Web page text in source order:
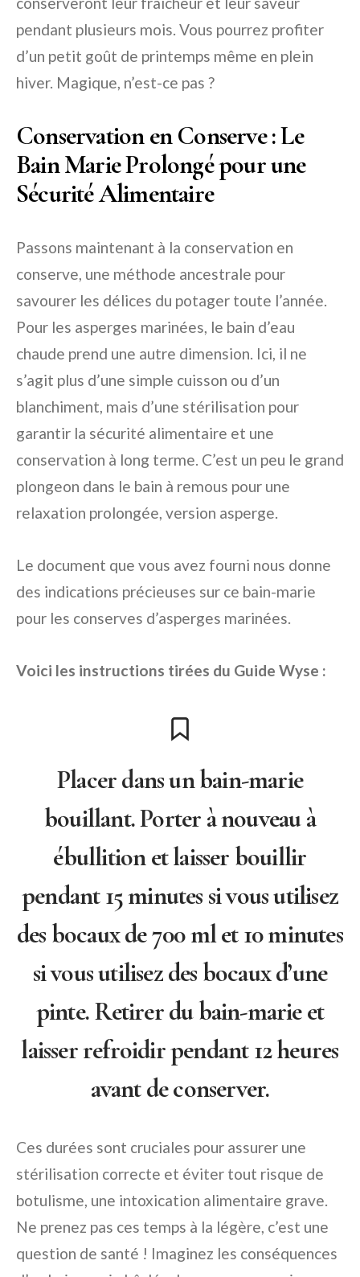
pendant plusieurs mois. Vous pourrez profiter
d’un petit goût de printemps même en plein
hiver. Magique, n’est-ce pas ?
Conservation en Conserve : Le
Bain Marie Prolongé pour une
Sécurité Alimentaire
Passons maintenant à la conservation en
conserve, une méthode ancestrale pour
savourer les délices du potager toute l’année.
Pour les asperges marinées, le bain d’eau
chaude prend une autre dimension. Ici, il ne
s’agit plus d’une simple cuisson ou d’un
blanchiment, mais d’une stérilisation pour
garantir la sécurité alimentaire et une
conservation à long terme. C’est un peu le grand
plongeon dans le bain à remous pour une
relaxation prolongée, version asperge.
Le document que vous avez fourni nous donne
des indications précieuses sur ce bain-marie
pour les conserves d’asperges marinées.
Voici les instructions tirées du Guide Wyse :
Placer dans un bain-marie
bouillant. Porter à nouveau à
ébullition et laisser bouillir
pendant15 minutes si vous utilisez
des bocaux de 700 ml et 10 minutes
si vous utilisez des bocaux d’une
pinte. Retirer du bain-marie et
laisser refroidir pendant 12 heures
avant de conserver.
Ces durées sont cruciales pour assurer une
stérilisation correcte et éviter tout risque de
botulisme, une intoxication alimentaire grave.
Ne prenez pas ces temps à la légère, c’est une
question de santé ! Imaginez les conséquences